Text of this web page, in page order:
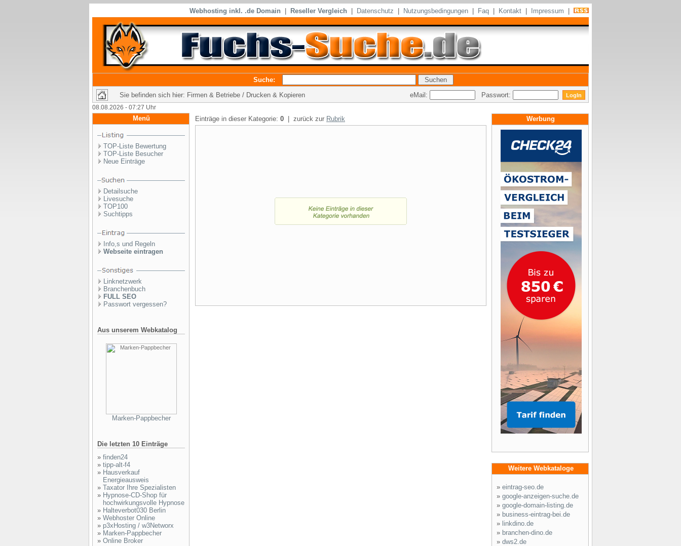
Webhosting inkl. .de Domain Reseller Vergleich Datenschutz Nutzungsbedingungen Faq Kontakt Impressum
Suche:
Sie befinden sich hier: Firmen & Betriebe / Drucken & Kopieren
eMail: Passwort:
08.08.2026 - 07:27 Uhr
Menü
TOP-Liste Bewertung
TOP-Liste Besucher
Neue Einträge
Detailsuche
Livesuche
TOP100
Suchtipps
Info,s und Regeln
Webseite eintragen
Linknetzwerk
Branchenbuch
FULL SEO
Passwort vergessen?
Aus unserem Webkatalog
Marken-Pappbecher
Die letzten 10 Einträge
» finden24
» tipp-alt-f4
» Hausverkauf
Energieausweis
» Taxator Ihre Spezialisten
» Hypnose-CD-Shop für
hochwirkungsvolle Hypnose
» Halteverbot030 Berlin
» Webhoster Online
» p3xHosting / w3Networx
» Marken-Pappbecher
» Online Broker
Einträge in dieser Kategorie: 0 | zurück zur Rubrik Werbung
Weitere Webkataloge
» eintrag-seo.de
» google-anzeigen-suche.de
» google-domain-listing.de
» business-eintrag-bei.de
» linkdino.de
» branchen-dino.de
» dws2.de